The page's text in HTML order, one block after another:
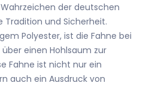
der deutschen
Tradition und Sicherheit.
Polyester, ist die Fahne bei
einen Hohlsaum zur
Fahne ist nicht nur ein
auch ein Ausdruck von